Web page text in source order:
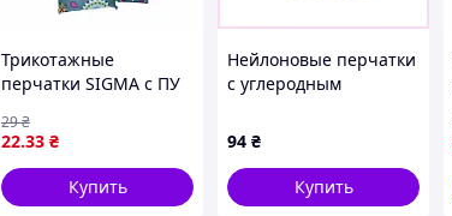
Трикотажные
перчатки SIGMA с ПУ
синий манжет)
22.33 ₴
29₴
Купить
Нейлоновые перчатки
с углеродным
E8582E5A51
94 ₴
Купить